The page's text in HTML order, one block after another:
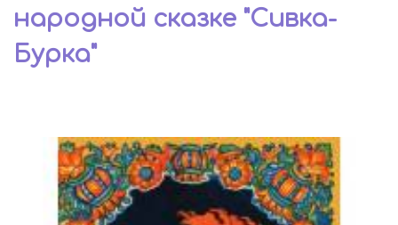
народной сказке "Сивка-
Бурка"